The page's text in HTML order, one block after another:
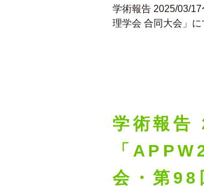
学術報告 2025/03/
理学会 合同大会」に
学術報告
「
会・第98